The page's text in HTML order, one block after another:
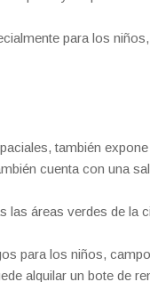
para los
también expone
cuenta con una
las áreas verdes de la
para los niños,
alquilar un bote de